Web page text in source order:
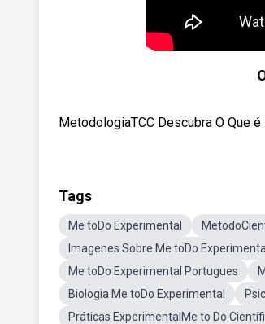
MetodologiaTCC Descubra O Que
Tags
Me toDo Experimental
Imagenes Sobre Me toDo Experimental
Me toDo Experimental Portugues
Biologia Me toDo Experimental
Práticas ExperimentalMe to Do